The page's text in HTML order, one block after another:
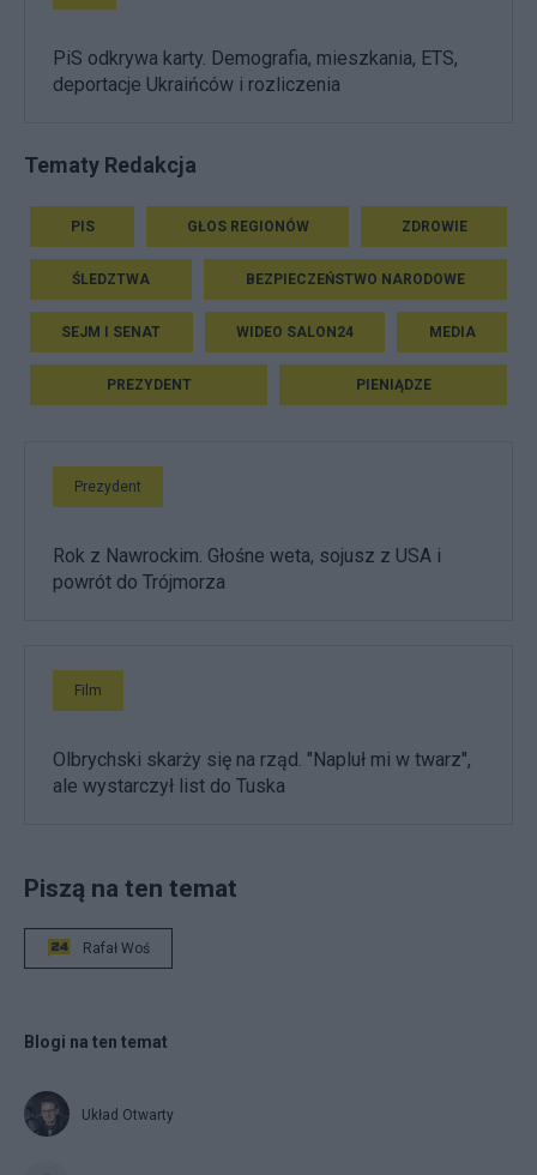
PiS odkrywa karty. Demografia, mieszkania, ETS,
deportacje Ukraińców i rozliczenia
Tematy Redakcja
PIS GŁOS REGIONÓW ZDROWIE
ŚLEDZTWA BEZPIECZEŃSTWO NARODOWE
SEJM I SENAT WIDEO SALON24 MEDIA
PREZYDENT PIENIĄDZE
Prezydent
Rok z Nawrockim. Głośne weta, sojusz z USA i
powrót do Trójmorza
Film
Olbrychski skarży się na rząd. "Napluł mi w twarz",
ale wystarczył list do Tuska
Piszą na ten temat
Rafał Woś
Blogi na ten temat
Układ Otwarty